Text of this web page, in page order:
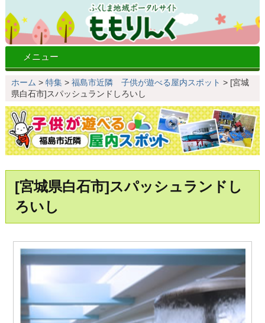
メニュー
ホーム >特集 >福島市近隣 子供が遊べる屋内スポット > [宮城
県白石市]スパッシュランドしろいし
[宮城県白石市]スパッシュランドし
ろいし